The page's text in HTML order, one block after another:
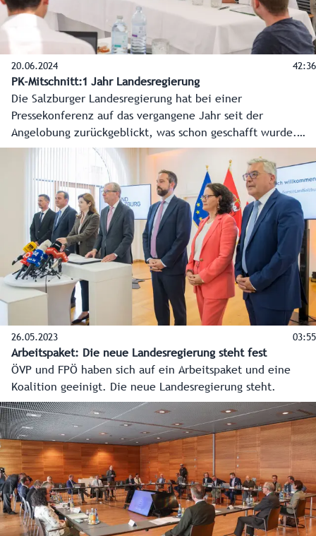
20.06.2024 42:36
PK-Mitschnitt:1 Jahr Landesregierung
Die Salzburger Landesregierung hat bei einer
Pressekonferenz auf das vergangene Jahr seit der
Angelobung zurückgeblickt, was schon geschafft wurde.
Aber der Blick ging noch viel mehr nach vorne, welche
Vorhaben und Schlüsselprojekte für das gesamte
Bundesland anstehen. Hier die O-Töne der
Regierungsspitzen Landeshauptmann Wilfried Haslauer und
Landeshauptmann-Stellvertreterin Marlene Svazek.
26.05.2023 03:55
Arbeitspaket: Die neue Landesregierung steht fest
ÖVP und FPÖ haben sich auf ein Arbeitspaket und eine
Koalition geeinigt. Die neue Landesregierung steht.